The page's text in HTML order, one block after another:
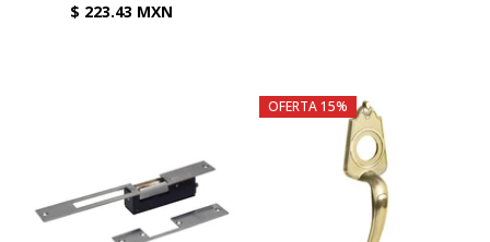
$ 223.43 MXN
OFERTA 15%